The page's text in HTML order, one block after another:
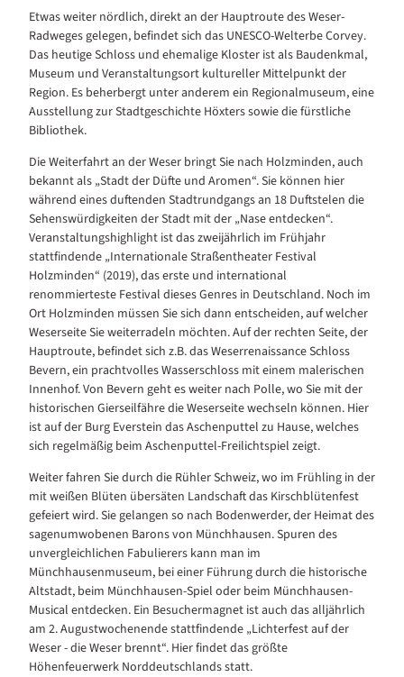
Etwas weiter nördlich, direkt an der Hauptroute des Weser-
Radweges gelegen, befindet sich das UNESCO-Welterbe Corvey.
Das heutige Schloss und ehemalige Kloster ist als Baudenkmal,
Museum und Veranstaltungsort kultureller Mittelpunkt der
Region. Es beherbergt unter anderem ein Regionalmuseum, eine
Ausstellung zur Stadtgeschichte Höxters sowie die fürstliche
Bibliothek.
Die Weiterfahrt an der Weser bringt Sie nach Holzminden, auch
bekannt als „Stadt der Düfte und Aromen“. Sie können hier
während eines duftenden Stadtrundgangs an 18 Duftstelen die
Sehenswürdigkeiten der Stadt mit der „Nase entdecken“.
Veranstaltungshighlight ist das zweijährlich im Frühjahr
stattfindende „Internationale Straßentheater Festival
Holzminden“ (2019), das erste und international
renommierteste Festival dieses Genres in Deutschland. Noch im
Ort Holzminden müssen Sie sich dann entscheiden, auf welcher
Weserseite Sie weiterradeln möchten. Auf der rechten Seite, der
Hauptroute, befindet sich z.B. das Weserrenaissance Schloss
Bevern, ein prachtvolles Wasserschloss mit einem malerischen
Innenhof. Von Bevern geht es weiter nach Polle, wo Sie mit der
historischen Gierseilfähre die Weserseite wechseln können. Hier
ist auf der Burg Everstein das Aschenputtel zu Hause, welches
sich regelmäßig beim Aschenputtel-Freilichtspiel zeigt.
Weiter fahren Sie durch die Rühler Schweiz, wo im Frühling in der
mit weißen Blüten übersäten Landschaft das Kirschblütenfest
gefeiert wird. Sie gelangen so nach Bodenwerder, der Heimat des
sagenumwobenen Barons von Münchhausen. Spuren des
unvergleichlichen Fabulierers kann man im
Münchhausenmuseum, bei einer Führung durch die historische
Altstadt, beim Münchhausen-Spiel oder beim Münchhausen-
Musical entdecken. Ein Besuchermagnet ist auch das alljährlich
am 2. Augustwochenende stattfindende „Lichterfest auf der
Weser - die Weser brennt“. Hier findet das größte
Höhenfeuerwerk Norddeutschlands statt.